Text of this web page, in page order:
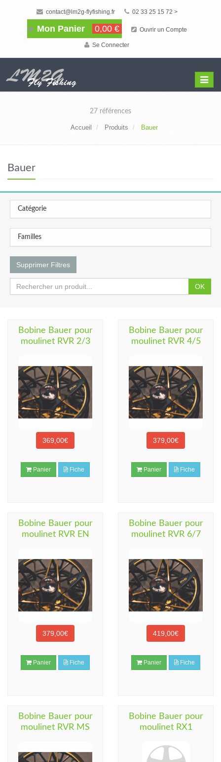
contact@lm2g-flyfishing.fr 02 33 25 15 72 >
Mon Panier 0,00 € Ouvrir un Compte
Se Connecter
Menu
27 références
Accueil Produits Bauer
Bauer
Catégorie
Familles
Supprimer Filtres
OK
Bobine Bauer pour
moulinet RVR 2/3
369,00€
Panier Fiche
Bobine Bauer pour
moulinet RVR 4/5
379,00€
Panier Fiche
Bobine Bauer pour
moulinet RVR EN
379,00€
Panier Fiche
Bobine Bauer pour
moulinet RVR 6/7
419,00€
Panier Fiche
Bobine Bauer pour
moulinet RVR MS
Bobine Bauer pour
moulinet RX1